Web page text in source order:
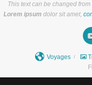
This text can be changed
Lorem ipsum dolor sit amet,
Voyages